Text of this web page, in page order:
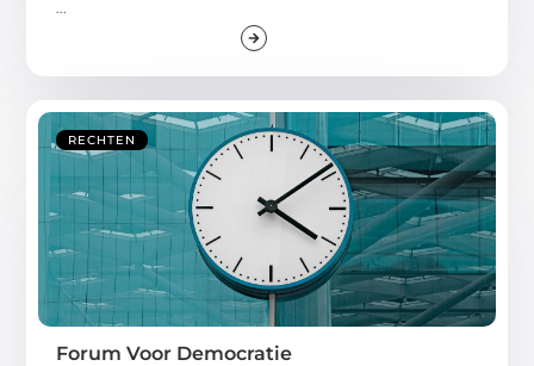
RECHTEN
Forum Voor Democratie